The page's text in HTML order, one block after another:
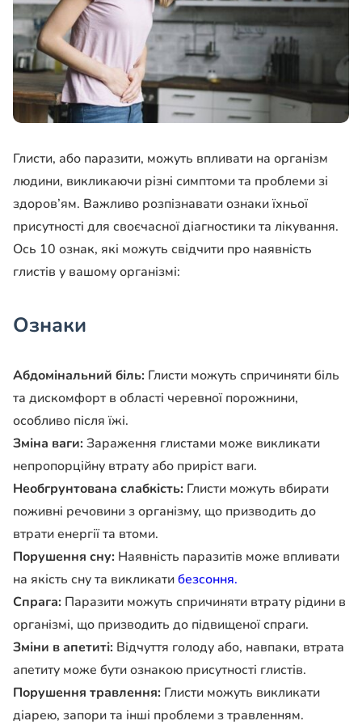
Глисти, або паразити, можуть впливати на організм
людини, викликаючи різні симптоми та проблеми зі
здоров’ям. Важливо розпізнавати ознаки їхньої
присутності для своєчасної діагностики та лікування.
Ось 10 ознак, які можуть свідчити про наявність
глистів у вашому організмі:
Ознаки
Абдомінальний біль: Глисти можуть спричиняти біль
та дискомфорт в області черевної порожнини,
особливо після їжі.
Зміна ваги:Зараження глистами може викликати
непропорційну втрату або приріст ваги.
Необгрунтована слабкість: Глисти можуть вбирати
поживні речовини з організму, що призводить до
втрати енергії та втоми.
Порушення сну: Наявність паразитів може впливати
на якість сну та викликатибезсоння.
Спрага: Паразити можуть спричиняти втрату рідини в
організмі, що призводить до підвищеної спраги.
Зміни в апетиті: Відчуття голоду або, навпаки, втрата
апетиту може бути ознакою присутності глистів.
Порушення травлення: Глисти можуть викликати
діарею, запори та інші проблеми з травленням.